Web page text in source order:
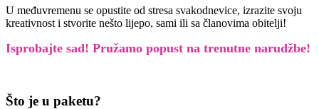
U međuvremenu se opustite od stresa svakodnevice, izrazite svoju
kreativnost i stvorite nešto lijepo, sami ili sa članovima obitelji!
Isprobajte sad! Pružamo popust na trenutne narudžbe!
Što je u paketu?